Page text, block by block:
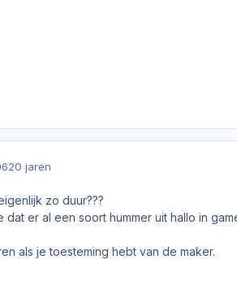
20 jaren
zo duur???
dat er al een soort hummer uit hallo in
als je toesteming hebt van de maker.